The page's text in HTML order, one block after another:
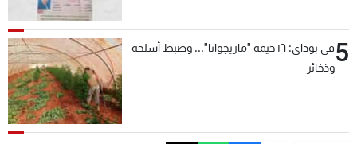
5
في بوداي: ١٦ خيمة "ماريجوانا"... وضبط أسلحة
وذخائر